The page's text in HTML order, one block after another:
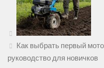
Как выбрать первый
руководство для новичков